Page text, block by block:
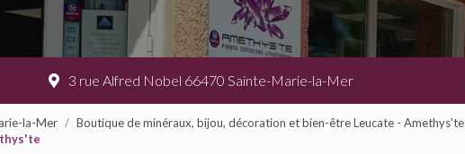
3 rue Alfred Nobel 66470 Sainte-Marie-la-Mer
la-Mer
Boutique de minéraux, bijou, décoration et bien-être Leucate - Amethys'te